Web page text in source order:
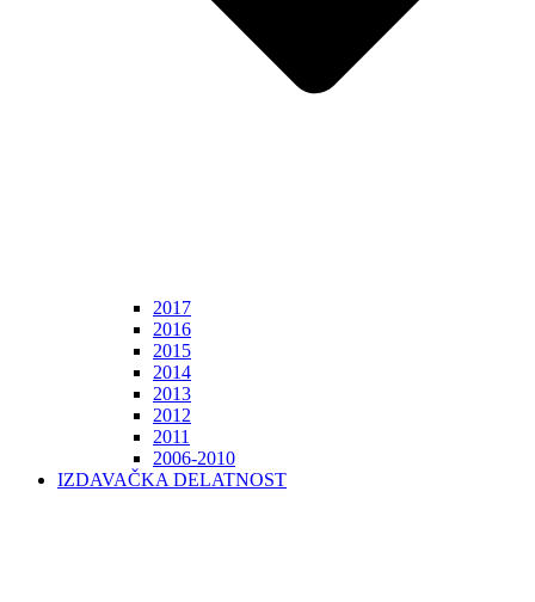
2017
2016
2015
2014
2013
2012
2011
2006-2010
IZDAVAČKA DELATNOST